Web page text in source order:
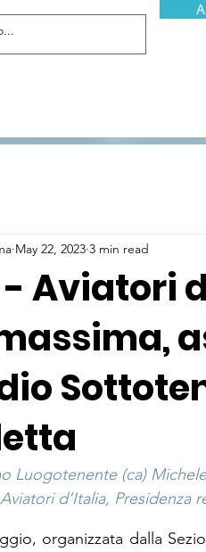
- Aviatori d'Italia ETS
1952
- Aviatori
May 22, 2023 3 min read
Luogotenente (ca)
d’Italia, Presidenza
organizzata dalla